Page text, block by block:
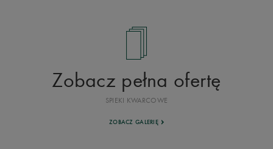
Zobacz pełna ofertę
SPIEKI KWARCOWE
ZOBACZ GALERIĘ